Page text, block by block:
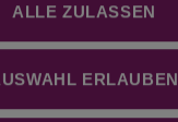
ALLE ZULASSEN
ERLAUBEN